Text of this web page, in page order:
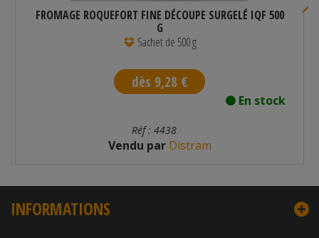
FROMAGE ROQUEFORT FINE DÉCOUPE SURGELÉ IQF 500
G
Sachet de 500 g
dès 9,28 €
En stock
Réf : 4438
Vendu parDistram
INFORMATIONS